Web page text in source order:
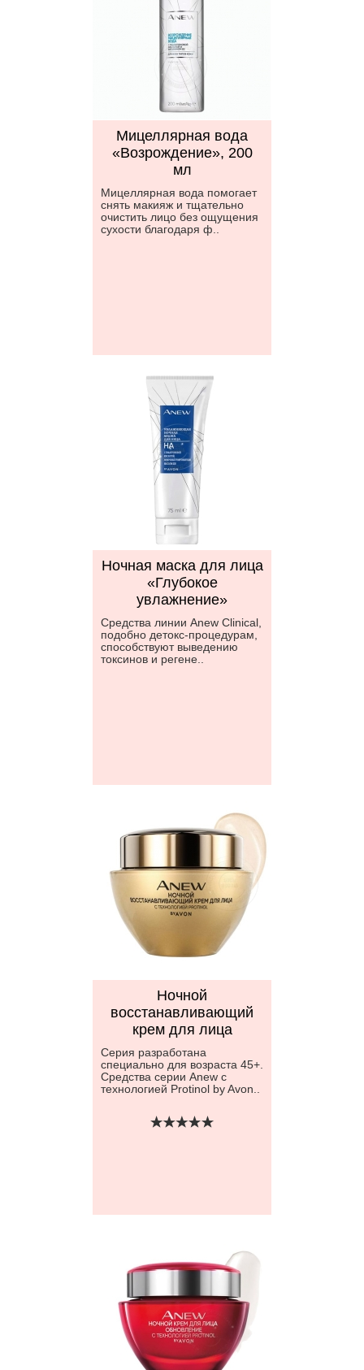
Мицеллярная вода
«Возрождение», 200
мл
Мицеллярная вода помогает
снять макияж и тщательно
очистить лицо без ощущения
сухости благодаря ф..
Ночная маска для лица
«Глубокое
увлажнение»
Средства линии Anew Clinical,
подобно детокс-процедурам,
способствуют выведению
токсинов и регене..
Ночной
восстанавливающий
крем для лица
Серия разработана
специально для возраста 45+.
Средства серии Anew с
технологией Protinol by Avon..